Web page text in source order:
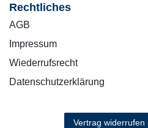
Rechtliches
AGB
Impressum
Wiederrufsrecht
Datenschutzerklärung
Vertrag widerrufen